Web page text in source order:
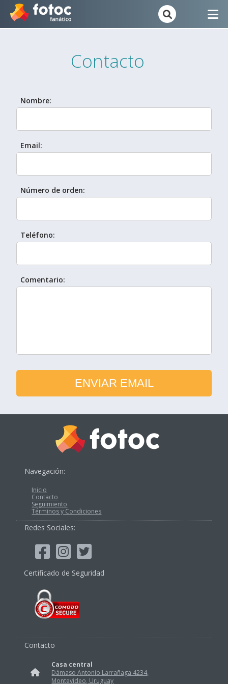
Contacto
Nombre:
Email:
Número de orden:
Teléfono:
Comentario:
Navegación:
Inicio
Contacto
Seguimiento
Términos y Condiciones
Redes Sociales:
Certificado de Seguridad
Contacto
Casa central
Dámaso Antonio Larrañaga 4234,
Montevideo, Uruguay